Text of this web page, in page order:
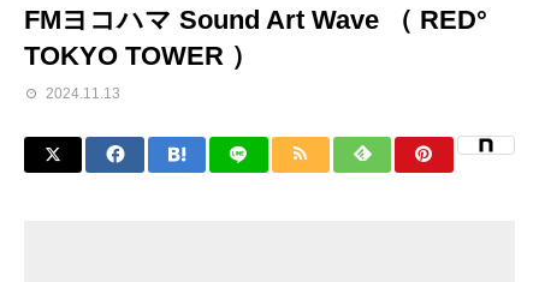
FMヨコハマ Sound Art Wave （ RED°
TOKYO TOWER ）
2024.11.13